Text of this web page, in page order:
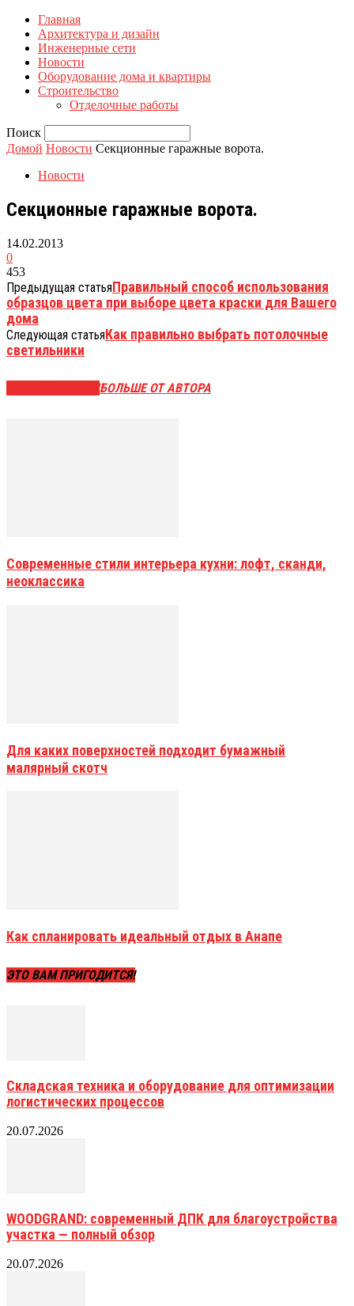
Главная
Архитектура и дизайн
Инженерные сети
Новости
Оборудование дома и квартиры
Строительство
Отделочные работы
Поиск
Домой Новости Секционные гаражные ворота.
Новости
Секционные гаражные ворота.
14.02.2013
0
453
Предыдущая статьяПравильный способ использования
образцов цвета при выборе цвета краски для Вашего
дома
Следующая статьяКак правильно выбрать потолочные
светильники
БОЛЬШЕ ОТ АВТОРА
Современные стили интерьера кухни: лофт, сканди,
неоклассика
Для каких поверхностей подходит бумажный
малярный скотч
Как спланировать идеальный отдых в Анапе
ЭТО ВАМ ПРИГОДИТСЯ!
Складская техника и оборудование для оптимизации
логистических процессов
20.07.2026
WOODGRAND: современный ДПК для благоустройства
участка — полный обзор
20.07.2026